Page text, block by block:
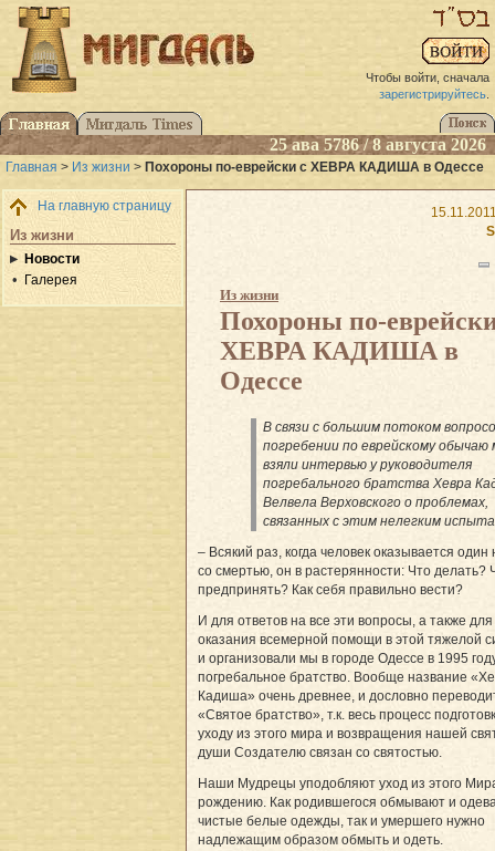
Чтобы войти, сначала
зарегистрируйтесь.
25 ава 5786 / 8 августа 2026
Главная > Из жизни > Похороны по-еврейски с ХЕВРА КАДИША в Одессе
На главную страницу
Из жизни
Новости
Галерея
Из жизни
Похороны по-
ХЕВРА КАДИША в
Одессе
В связи с большим потоком
погребении по еврейскому обычаю
взяли интервью у руководителя
погребального братства Хевра
Велвела Верховского о проблемах,
связанных с этим нелегким
– Всякий раз, когда человек оказывается один
со смертью, он в растерянности: Что делать?
предпринять? Как себя правильно вести?
И для ответов на все эти вопросы, а также для
оказания всемерной помощи в этой тяжелой
и организовали мы в городе Одессе в 1995
погребальное братство. Вообще название
Кадиша» очень древнее, и дословно
«Святое братство», т.к. весь процесс
уходу из этого мира и возвращения нашей
души Создателю связан со святостью.
Наши Мудрецы уподобляют уход из этого
рождению. Как родившегося обмывают и
чистые белые одежды, так и умершего нужно
надлежащим образом обмыть и одеть.